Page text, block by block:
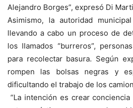
Alejandro Borges”, expresó Di
Asimismo, la autoridad
llevando a cabo un proceso de
los llamados “burreros”,
para recolectar basura. Según
rompen las bolsas negras y
dificultando el trabajo de los
“La intención es crear